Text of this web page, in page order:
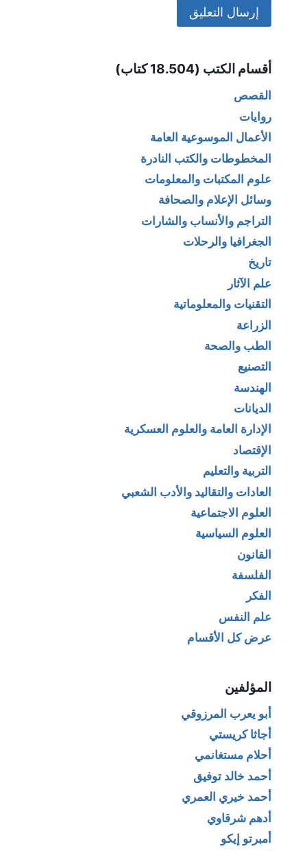
أقسام الكتب (18.504 كتاب)
القصص
روايات
الأعمال الموسوعية العامة
المخطوطات والكتب النادرة
علوم المكتبات والمعلومات
وسائل الإعلام والصحافة
التراجم والأنساب والشارات
الجغرافيا والرحلات
تاريخ
علم الآثار
التقنيات والمعلوماتية
الزراعة
الطب والصحة
التصنيع
الهندسة
الديانات
الإدارة العامة والعلوم العسكرية
الإقتصاد
التربية والتعليم
العادات والتقاليد والأدب الشعبي
العلوم الاجتماعية
العلوم السياسية
القانون
الفلسفة
الفكر
علم النفس
عرض كل الأقسام
المؤلفين
أبو يعرب المرزوقي
أجاثا كريستي
أحلام مستغانمي
أحمد خالد توفيق
أحمد خيري العمري
أدهم شرقاوي
أمبرتو إيكو